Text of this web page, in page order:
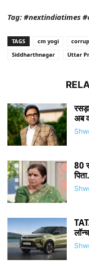
Tag: #nextindiatimes
TAGS cm yogi
Siddharthnagar
Uttar
अब
80